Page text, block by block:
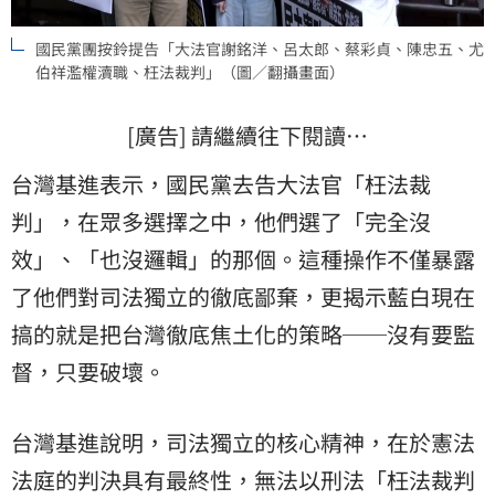
國民黨團按鈴提告「大法官謝銘洋、呂太郎、蔡彩貞、陳忠五、尤
伯祥濫權瀆職、枉法裁判」（圖／翻攝畫面）
[廣告] 請繼續往下閱讀…
台灣基進表示，國民黨去告大法官「枉法裁
判」，在眾多選擇之中，他們選了「完全沒
效」、「也沒邏輯」的那個。這種操作不僅暴露
了他們對司法獨立的徹底鄙棄，更揭示藍白現在
搞的就是把台灣徹底焦土化的策略──沒有要監
督，只要破壞。
台灣基進說明，司法獨立的核心精神，在於憲法
法庭的判決具有最終性，無法以刑法「枉法裁判